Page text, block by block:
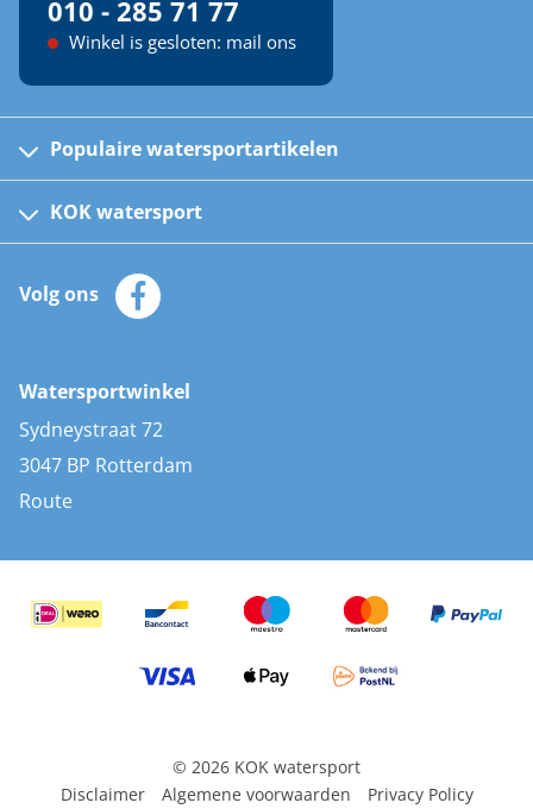
010 - 285 71 77
Winkel is gesloten: mail ons
Populaire watersportartikelen
Kinder reddingsvesten
Automatische reddingsvesten
Zeilkleding
Zonnepanelen
AIS transponders
Stootwillen en fenders
Bootkussens
Zwemtrappen
KOK watersport
Klantenservice
Merken
Volg ons
Watersportwinkel
Sydneystraat 72
3047 BP Rotterdam
Route
© 2026 KOK watersport
Disclaimer
Algemene voorwaarden Privacy Policy